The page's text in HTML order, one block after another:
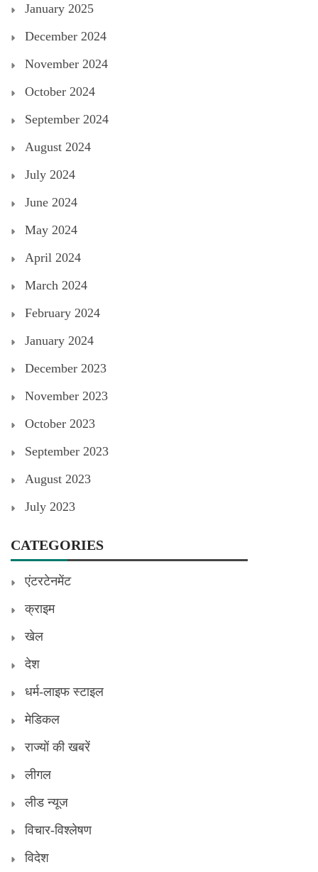
January 2025
December 2024
November 2024
October 2024
September 2024
August 2024
July 2024
June 2024
May 2024
April 2024
March 2024
February 2024
January 2024
December 2023
November 2023
October 2023
September 2023
August 2023
July 2023
CATEGORIES
एंटरटेनमेंट
क्राइम
खेल
देश
धर्म-लाइफ स्टाइल
मेडिकल
राज्यों की खबरें
लीगल
लीड न्यूज
विचार-विश्लेषण
विदेश